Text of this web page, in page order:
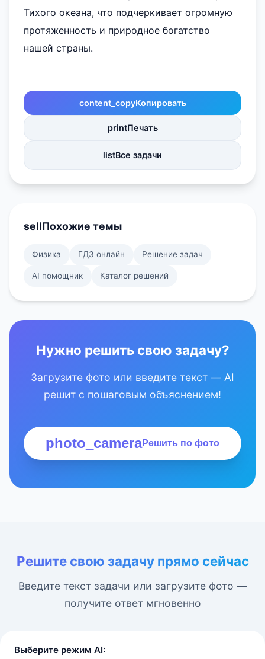
Тихого океана, что подчеркивает огромную
протяженность и природное богатство
нашей страны.
content_copyКопировать
printПечать
listВсе задачи
sellПохожие темы
Физика ГДЗ онлайн Решение задач
AI помощник Каталог решений
Нужно решить свою задачу?
Загрузите фото или введите текст — AI
решит с пошаговым объяснением!
photo_cameraРешить по фото
Решите свою задачу прямо сейчас
Введите текст задачи или загрузите фото —
получите ответ мгновенно
Выберите режим AI: